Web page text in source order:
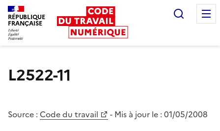
RÉPUBLIQUE
FRANÇAISE
L2522-11
Source : Code du travail - Mis à jour le : 01/05/2008